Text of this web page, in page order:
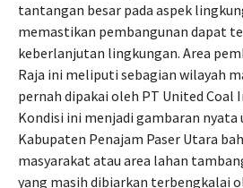
tantangan besar pada aspek
memastikan pembangunan dapat
keberlanjutan lingkungan. Area
Raja ini meliputi sebagian wilayah
pernah dipakai oleh PT United Coal
Kondisi ini menjadi gambaran
Kabupaten Penajam Paser Utara
masyarakat atau area lahan
yang masih dibiarkan terbengkalai